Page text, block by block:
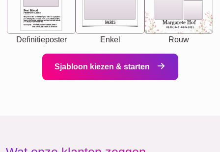
Best Friend
[<NAME>] Noun, feminie
Synonyms: Soulmate, closet confidante, sister at
heart person, life partner in adventure.
The person who understands you without explanation
you accepts just as you are. She's your partner in life's,
chaos your biggest supporter, and the one with whom
you share your best memories.
Definitieposter
PARIS
Enkel
Margarete Hof
02.05.1940 - 08.04.2021
Rouw
Sjabloon kiezen & starten